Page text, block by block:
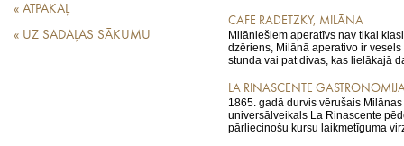
« ATPAKAĻ
« UZ SADAĻAS SĀKUMU
CAFE RADETZKY, MILĀNA
Milāniešiem aperatīvs nav tikai
dzēriens, Milānā aperativo ir
stunda vai pat divas, kas lielākajā
LA RINASCENTE
1865. gadā durvis vērušais
universālveikals La Rinascente
pārliecinošu kursu laikmetīguma